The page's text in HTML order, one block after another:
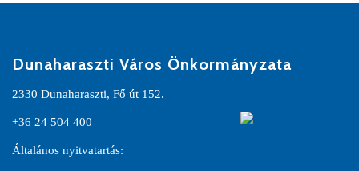
Dunaharaszti Város Önkormányzata
2330 Dunaharaszti, Fő út 152.
+36 24 504 400
Általános nyitvatartás: